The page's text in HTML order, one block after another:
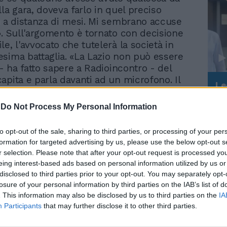
Do Not Process My Personal Information
opt-out of the sale, sharing to third parties, or processing of your
for targeted advertising by us, please use the below opt-out
selection. Please note that after your opt-out request is processed
interest-based ads based on personal information utilized by us
to third parties prior to your opt-out. You may separately
of your personal information by third parties on the IAB’s list of
This information may also be disclosed by us to third parties on the
Participants that may further disclose it to other third parties.
gara, doveva farlo in quel preciso
distanza di mesi. Mi sembrano accuse
Sull'argomento è tornato con decisione
l'avvocato che tutelerà la società in
battaglia. «La Lazio non può essere
ha fatto sapere a Radioincontro - del
e parla davanti ad un microfono. Il
e rispetto, vedremo cosa uscirà
che sicuramente verrà avviata
Il legale biancoceleste esige
ci deve spiegare la
tra le due interviste rilasciate a
un mese l'una dall'altra». Un contrasto
ha messo in difficoltà persino l'avv.
dell'arbitro dismesso, che ha
essere a conoscenza delle
rilasciate dal suo assistito nel mese di
Kiss Kiss». Tornando al calcio giocato,
Rudy Giuliani a Come States?
Trump, Meloni e la strategia